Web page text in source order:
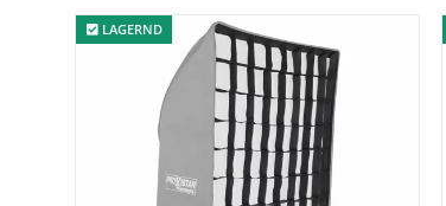
LAGERND
LAGERND